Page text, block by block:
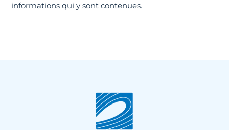
informations qui y sont contenues.